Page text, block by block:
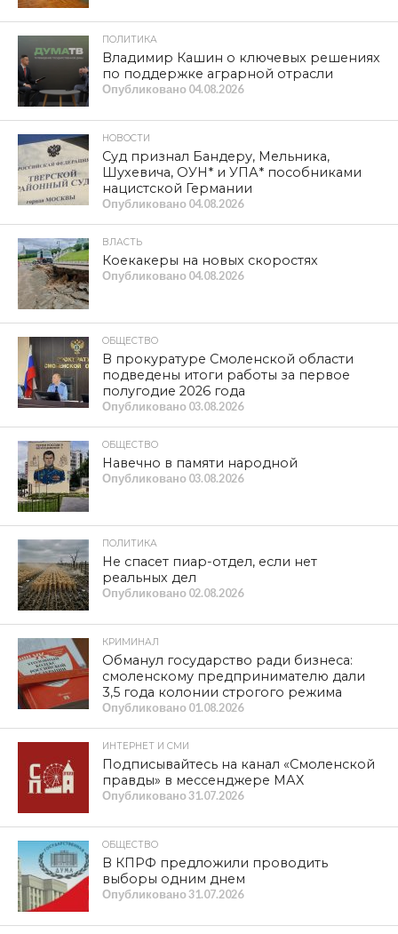
ПОЛИТИКА
Владимир Кашин о ключевых решениях
по поддержке аграрной отрасли
Опубликовано 04.08.2026
НОВОСТИ
Суд признал Бандеру, Мельника,
Шухевича, ОУН* и УПА* пособниками
нацистской Германии
Опубликовано 04.08.2026
ВЛАСТЬ
Коекакеры на новых скоростях
Опубликовано 04.08.2026
ОБЩЕСТВО
В прокуратуре Смоленской области
подведены итоги работы за первое
полугодие 2026 года
Опубликовано 03.08.2026
ОБЩЕСТВО
Навечно в памяти народной
Опубликовано 03.08.2026
ПОЛИТИКА
Не спасет пиар-отдел, если нет
реальных дел
Опубликовано 02.08.2026
КРИМИНАЛ
Обманул государство ради бизнеса:
смоленскому предпринимателю дали
3,5 года колонии строгого режима
Опубликовано 01.08.2026
ИНТЕРНЕТ И СМИ
Подписывайтесь на канал «Смоленской
правды» в мессенджере МАХ
Опубликовано31.07.2026
ОБЩЕСТВО
В КПРФ предложили проводить
выборы одним днем
Опубликовано31.07.2026